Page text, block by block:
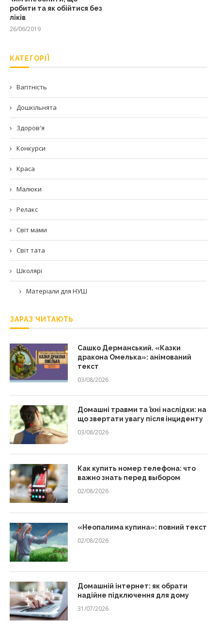
робити та як обійтися без
ліків
26/06/2019
КАТЕГОРІЇ
Вагітність
Дошкільнята
Здоров'я
Конкурси
Краса
Малюки
Релакс
Світ мами
Світ тата
Школярі
Матеріали для НУШ
ЗАРАЗ ЧИТАЮТЬ
Сашко Дерманський. «Казки
дракона Омелька»: анімований
текст
03/08/2026
Домашні травми та їхні наслідки: на
що звертати увагу після інциденту
03/08/2026
Как купить номер телефона: что
важно знать перед выбором
02/08/2026
«Неопалима купина»: повний текст
02/08/2026
Домашній інтернет: як обрати
надійне підключення для дому
31/07/2026